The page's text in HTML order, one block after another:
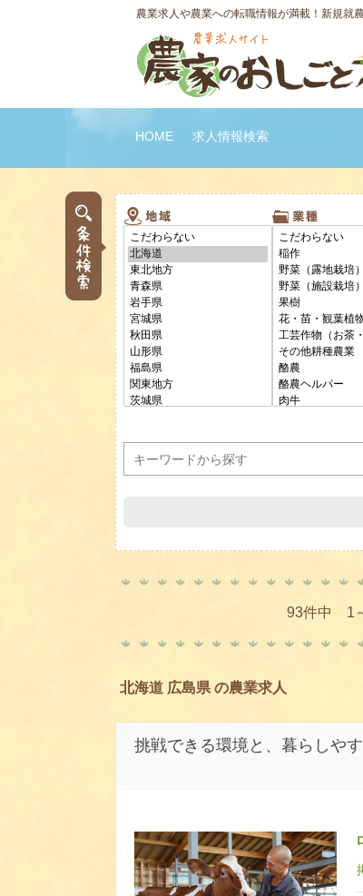
農業求人や農業への転職情報が満載！新規就
HOME 求人情報検索
93件中 1
北海道 広島県 の農業求人
挑戦できる環境と、暮らしや